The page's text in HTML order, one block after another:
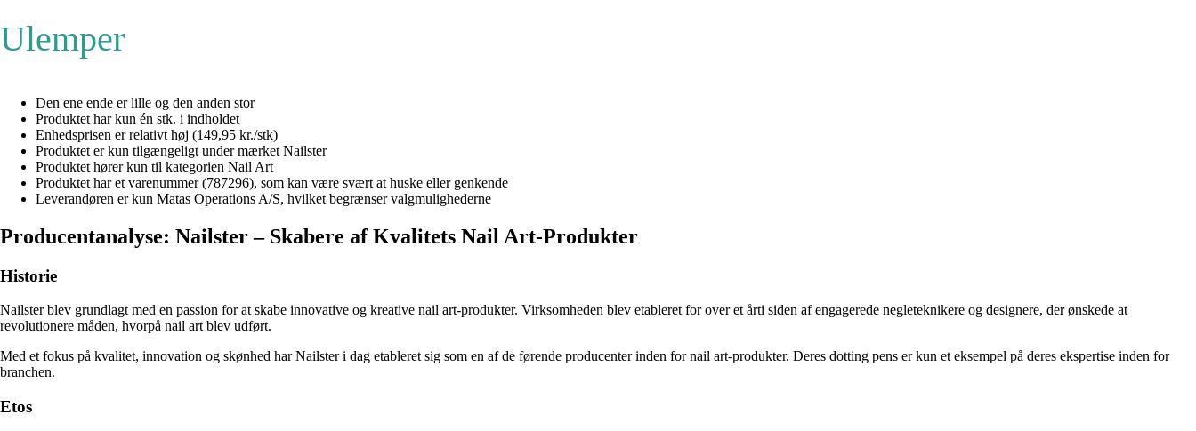
Ulemper
Den ene ende er lille og den anden stor
Produktet har kun én stk. i indholdet
Enhedsprisen er relativt høj (149,95 kr./stk)
Produktet er kun tilgængeligt under mærket Nailster
Produktet hører kun til kategorien Nail Art
Produktet har et varenummer (787296), som kan være svært at huske eller genkende
Leverandøren er kun Matas Operations A/S, hvilket begrænser valgmulighederne
Producentanalyse: Nailster – Skabere af Kvalitets Nail Art-Produkter
Historie
Nailster blev grundlagt med en passion for at skabe innovative og kreative nail art-produkter. Virksomheden blev etableret for over et årti siden af engagerede negleteknikere og designere, der ønskede at
revolutionere måden, hvorpå nail art blev udført.
Med et fokus på kvalitet, innovation og skønhed har Nailster i dag etableret sig som en af de førende producenter inden for nail art-produkter. Deres dotting pens er kun et eksempel på deres ekspertise inden for
branchen.
Etos